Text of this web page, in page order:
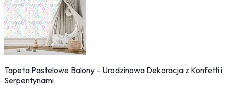
Tapeta Pastelowe Balony – Urodzinowa Dekoracja z Konfetti i
Serpentynami